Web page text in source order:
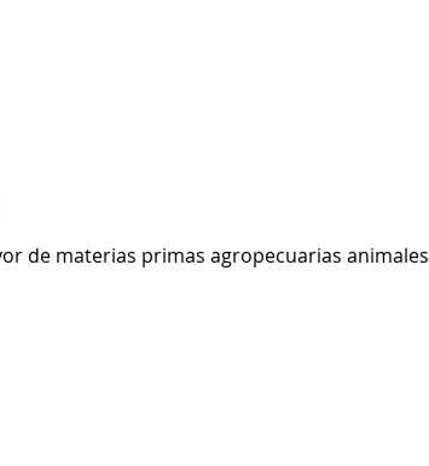
de materias primas agropecuarias animales